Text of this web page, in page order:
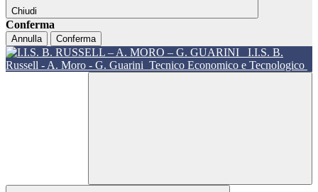
Chiudi
Conferma
Annulla Conferma
I.I.S. B.
Russell - A. Moro - G. Guarini Tecnico Economico e Tecnologico